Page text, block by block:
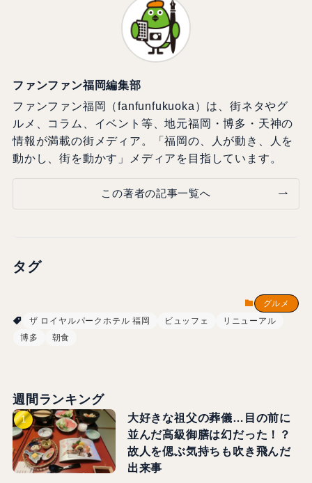
ファンファン福岡編集部
ファンファン福岡（fanfunfukuoka）は、街ネタやグ
ルメ、コラム、イベント等、地元福岡・博多・天神の
情報が満載の街メディア。「福岡の、人が動き、人を
動かし、街を動かす」メディアを目指しています。
この著者の記事一覧へ
タグ
グルメ
ザ ロイヤルパークホテル 福岡
ビュッフェ
リニューアル
博多
朝食
週間ランキング
大好きな祖父の葬儀…目の前に
並んだ高級御膳は幻だった！？
故人を偲ぶ気持ちも吹き飛んだ
出来事